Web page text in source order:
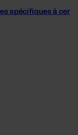
spécifiques à cer